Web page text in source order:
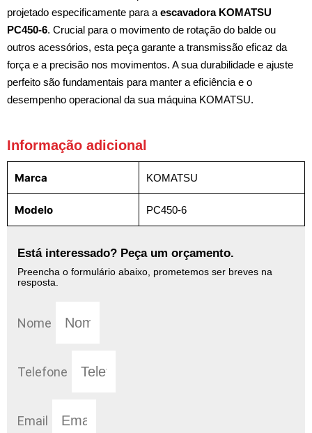
projetado especificamente para a escavadora KOMATSU
PC450-6. Crucial para o movimento de rotação do balde ou
outros acessórios, esta peça garante a transmissão eficaz da
força e a precisão nos movimentos. A sua durabilidade e ajuste
perfeito são fundamentais para manter a eficiência e o
desempenho operacional da sua máquina KOMATSU.
Informação adicional
Marca KOMATSU
Modelo PC450-6
Está interessado? Peça um orçamento.
Preencha o formulário abaixo, prometemos ser breves na
resposta.
Nome
Telefone
Email